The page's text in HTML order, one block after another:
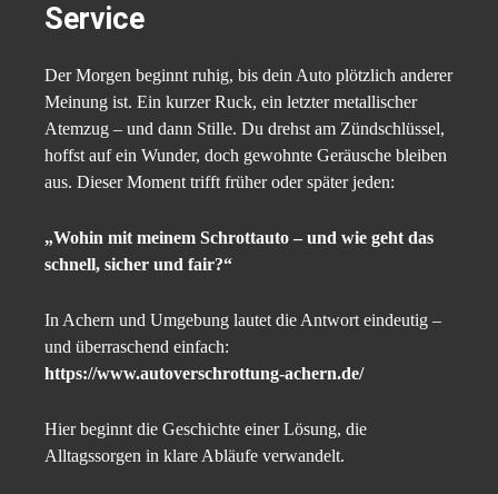
Service
Der Morgen beginnt ruhig, bis dein Auto plötzlich anderer
Meinung ist. Ein kurzer Ruck, ein letzter metallischer
Atemzug – und dann Stille. Du drehst am Zündschlüssel,
hoffst auf ein Wunder, doch gewohnte Geräusche bleiben
aus. Dieser Moment trifft früher oder später jeden:
„Wohin mit meinem Schrottauto – und wie geht das
schnell, sicher und fair?“
In Achern und Umgebung lautet die Antwort eindeutig –
und überraschend einfach:
https://www.autoverschrottung-achern.de/
Hier beginnt die Geschichte einer Lösung, die
Alltagssorgen in klare Abläufe verwandelt.